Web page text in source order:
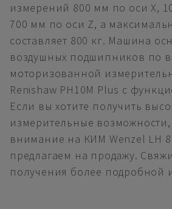
измерений 800 мм по оси X,
700 мм по оси Z, а
составляет 800 кг. Машина
воздушных подшипников по
моторизованной
Renishaw PH10M Plus с
Если вы хотите получить
измерительные возможности,
внимание на КИМ Wenzel LH
предлагаем на продажу.
получения более